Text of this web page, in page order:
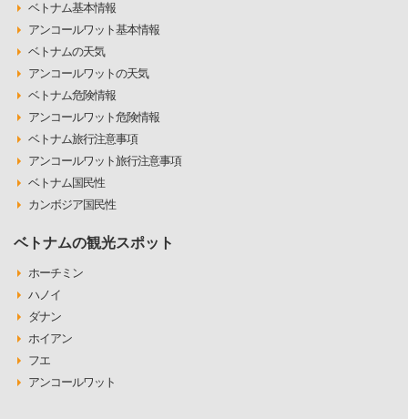
ベトナム基本情報
アンコールワット基本情報
ベトナムの天気
アンコールワットの天気
ベトナム危険情報
アンコールワット危険情報
ベトナム旅行注意事項
アンコールワット旅行注意事項
ベトナム国民性
カンボジア国民性
ベトナムの観光スポット
ホーチミン
ハノイ
ダナン
ホイアン
フエ
アンコールワット